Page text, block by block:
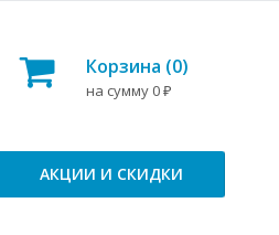
Корзина (0)
на сумму 0 ₽
АКЦИИ И СКИДКИ